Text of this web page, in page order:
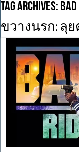
Tag Archives:
ขวางนรก: ลุ